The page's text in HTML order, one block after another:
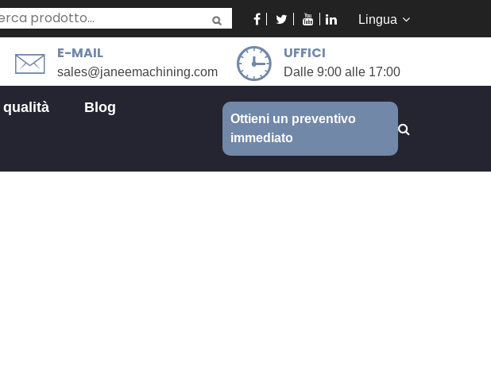
Lingua
UFFICI
Dalle 9:00 alle 17:00
E-MAIL
sales@janeemachining.com
qualità Blog
Ottieni un preventivo
immediato